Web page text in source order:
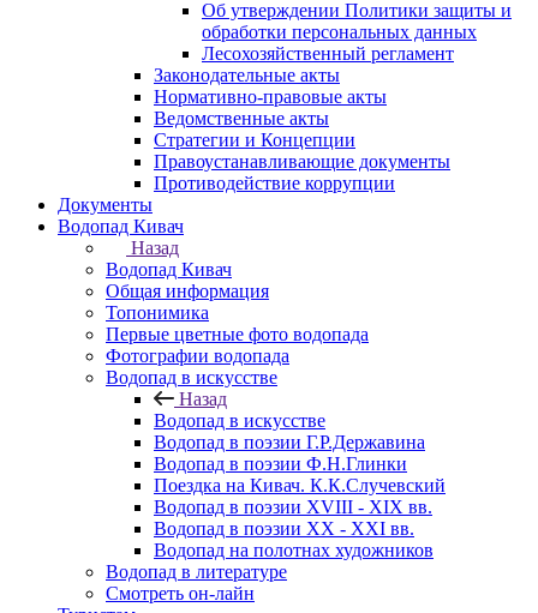
Об утверждении Политики защиты и
обработки персональных данных
Лесохозяйственный регламент
Законодательные акты
Нормативно-правовые акты
Ведомственные акты
Стратегии и Концепции
Правоустанавливающие документы
Противодействие коррупции
Документы
Водопад Кивач
Назад
Водопад Кивач
Общая информация
Топонимика
Первые цветные фото водопада
Фотографии водопада
Водопад в искусстве
Назад
Водопад в искусстве
Водопад в поэзии Г.Р.Державина
Водопад в поэзии Ф.Н.Глинки
Поездка на Кивач. К.К.Случевский
Водопад в поэзии XVIII - XIX вв.
Водопад в поэзии XX - XXI вв.
Водопад на полотнах художников
Водопад в литературе
Смотреть он-лайн